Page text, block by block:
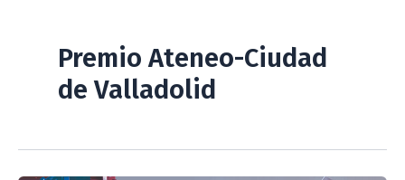
Premio Ateneo-Ciudad
de Valladolid